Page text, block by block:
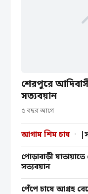
শেরপুরে
সত্যবয়ান
৫ বছর আগে
আগাম শিম চাষ •
পোড়াবাড়ী
সত্যবয়ান
পেঁপে চাষে আগ্রহ